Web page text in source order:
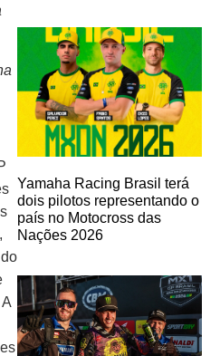
Yamaha Racing Brasil terá
dois pilotos representando o
país no Motocross das
Nações 2026